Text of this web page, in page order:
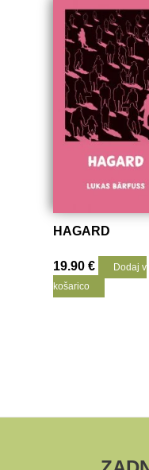
HAGARD
19.90€
Dodaj v
košarico